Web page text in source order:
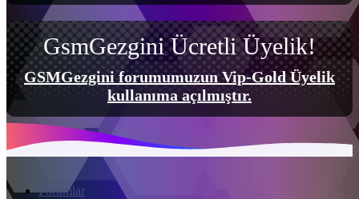
GsmGezgini Ücretli Üyelik!
GSMGezgini forumumuzun Vip-Gold Üyelik
kullanıma açılmıştır.
Forumlar